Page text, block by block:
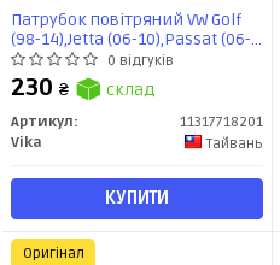
Патрубок повітряний VW Golf
(98-14),Jetta (06-10),Passat (06-
11)/Audi A3 (97-13)/Seat Leon
(02-13) (11317718201) VIKA
0 відгуків
230 ₴ склад
Артикул:
11317718201
Vika
Тайвань
КУПИТИ
Оригінал